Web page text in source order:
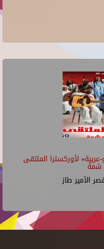
لأوركسترا الملتقى
شمة
الأمير طاز